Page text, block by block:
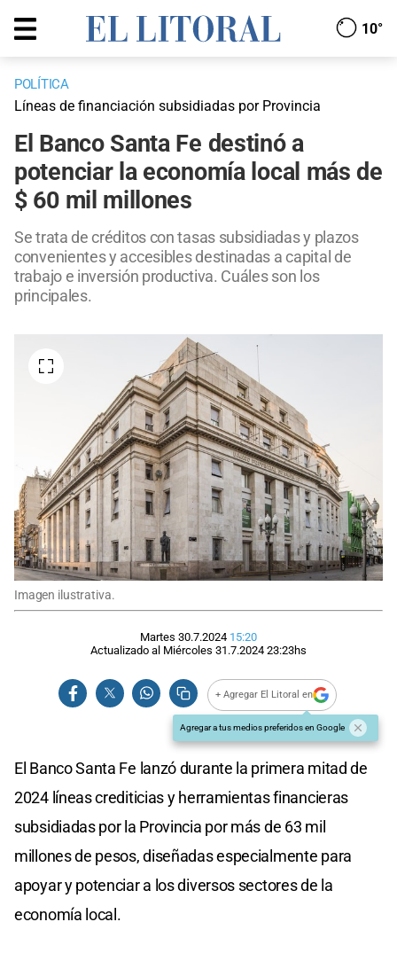
10°
POLÍTICA
Líneas de financiación subsidiadas por Provincia
El Banco Santa Fe destinó a
potenciar la economía local más de
$ 60 mil millones
Se trata de créditos con tasas subsidiadas y plazos
convenientes y accesibles destinadas a capital de
trabajo e inversión productiva. Cuáles son los
principales.
Imagen ilustrativa.
Martes 30.7.2024 15:20
Actualizado al Miércoles 31.7.2024 23:23hs
+ Agregar El Litoral en
Agregar a tus medios preferidos en Google
El Banco Santa Fe lanzó durante la primera mitad de
2024 líneas crediticias y herramientas financieras
subsidiadas por la Provincia por más de 63 mil
millones de pesos, diseñadas especialmente para
apoyar y potenciar a los diversos sectores de la
economía local.